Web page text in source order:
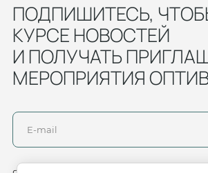
ПОДПИШИТЕСЬ,
КУРСЕ НОВОСТЕЙ
И ПОЛУЧАТЬ
МЕРОПРИЯТИЯ